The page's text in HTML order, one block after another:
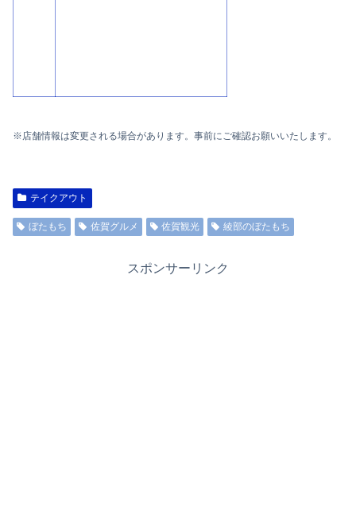
※店舗情報は変更される場合があります。事前にご確認お願いいたします。
テイクアウト
ぼたもち 佐賀グルメ 佐賀観光 綾部のぼたもち
スポンサーリンク